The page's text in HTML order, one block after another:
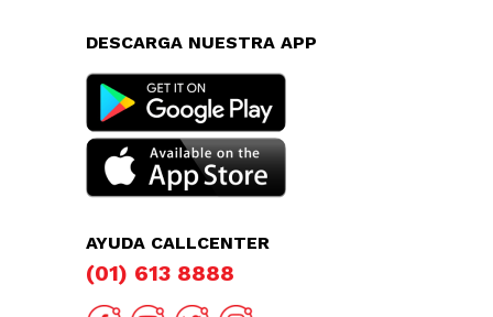
DESCARGA NUESTRA APP
AYUDA CALLCENTER
(01) 613 8888